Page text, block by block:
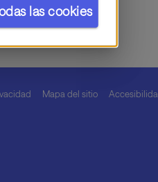
Mapa del sitio
las cookies